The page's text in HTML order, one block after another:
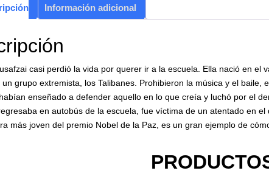
Información adicional
casi perdió la vida por querer ir a la escuela. Ella nació en
grupo extremista, los Talibanes. Prohibieron la música y el
enseñado a defender aquello en lo que creía y luchó por el
en autobús de la escuela, fue víctima de un atentado en
más joven del premio Nobel de la Paz, es un gran ejemplo de